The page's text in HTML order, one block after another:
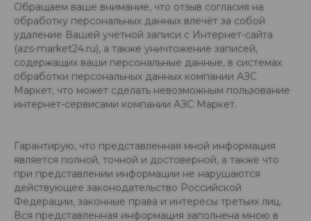
Обращаем ваше внимание, что отзыв согласия на
обработку персональных данных влечёт за собой
удаление Вашей учётной записи с Интернет-сайта
(azs-market24.ru), а также уничтожение записей,
содержащих ваши персональные данные, в системах
обработки персональных данных компании АЗС
Маркет, что может сделать невозможным пользование
интернет-сервисами компании АЗС Маркет.
Гарантирую, что представленная мной информация
является полной, точной и достоверной, а также что
при представлении информации не нарушаются
действующее законодательство Российской
Федерации, законные права и интересы третьих лиц.
Вся представленная информация заполнена мною в